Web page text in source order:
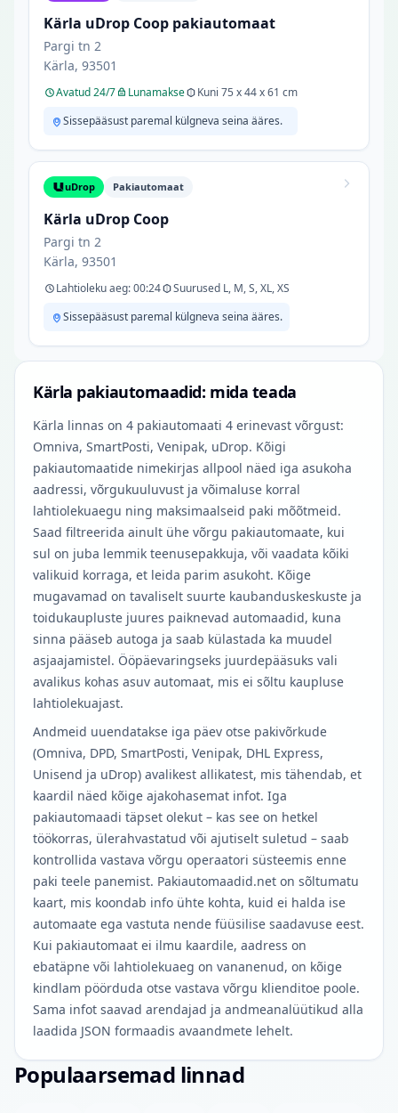
Kärla uDrop Coop pakiautomaat
Pargi tn 2
Kärla, 93501
Avatud 24/7 Lunamakse
Kuni 75 x 44 x 61 cm
Sissepääsust paremal külgneva seina ääres.
uDrop Pakiautomaat
Kärla uDrop Coop
Pargi tn 2
Kärla, 93501
Lahtioleku aeg: 00:24
Suurused L, M, S, XL, XS
Sissepääsust paremal külgneva seina ääres.
Kärla pakiautomaadid: mida teada
Kärla linnas on 4 pakiautomaati 4 erinevast võrgust:
Omniva, SmartPosti, Venipak, uDrop. Kõigi
pakiautomaatide nimekirjas allpool näed iga asukoha
aadressi, võrgukuuluvust ja võimaluse korral
lahtiolekuaegu ning maksimaalseid paki mõõtmeid.
Saad filtreerida ainult ühe võrgu pakiautomaate, kui
sul on juba lemmik teenusepakkuja, või vaadata kõiki
valikuid korraga, et leida parim asukoht. Kõige
mugavamad on tavaliselt suurte kaubanduskeskuste ja
toidukaupluste juures paiknevad automaadid, kuna
sinna pääseb autoga ja saab külastada ka muudel
asjaajamistel. Ööpäevaringseks juurdepääsuks vali
avalikus kohas asuv automaat, mis ei sõltu kaupluse
lahtiolekuajast.
Andmeid uuendatakse iga päev otse pakivõrkude
(Omniva, DPD, SmartPosti, Venipak, DHL Express,
Unisend ja uDrop) avalikest allikatest, mis tähendab, et
kaardil näed kõige ajakohasemat infot. Iga
pakiautomaadi täpset olekut – kas see on hetkel
töökorras, ülerahvastatud või ajutiselt suletud – saab
kontrollida vastava võrgu operaatori süsteemis enne
paki teele panemist. Pakiautomaadid.net on sõltumatu
kaart, mis koondab info ühte kohta, kuid ei halda ise
automaate ega vastuta nende füüsilise saadavuse eest.
Kui pakiautomaat ei ilmu kaardile, aadress on
ebatäpne või lahtiolekuaeg on vananenud, on kõige
kindlam pöörduda otse vastava võrgu klienditoe poole.
Sama infot saavad arendajad ja andmeanalüütikud alla
laadida JSON formaadis avaandmete lehelt.
Populaarsemad linnad